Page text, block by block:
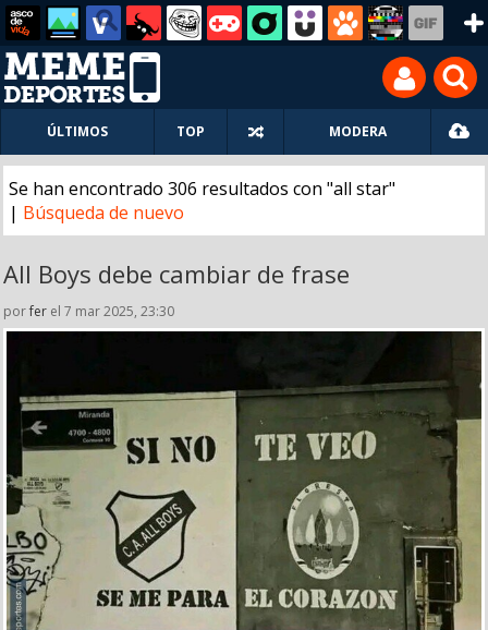
ÚLTIMOS TOP MODERA
Se han encontrado 306 resultados con "all star"
| Búsqueda de nuevo
All Boys debe cambiar de frase
porfer el 7 mar 2025, 23:30